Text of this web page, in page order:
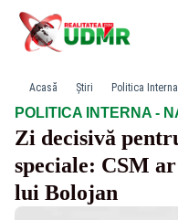
Acasă Știri Politica
POLITICA INTERNA -
Zi decisivă
speciale: CSM
lui Bolojan